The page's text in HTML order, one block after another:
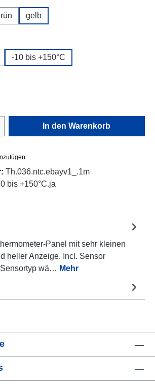
gelb
-10 bis +150°C
Gib den gewünschten
In den Warenkorb
Th.036.ntc.ebayv1_.1m
bis +150°C.ja
Panel mit sehr kleinen
heller Anzeige. Incl. Sensor
wä… Mehr